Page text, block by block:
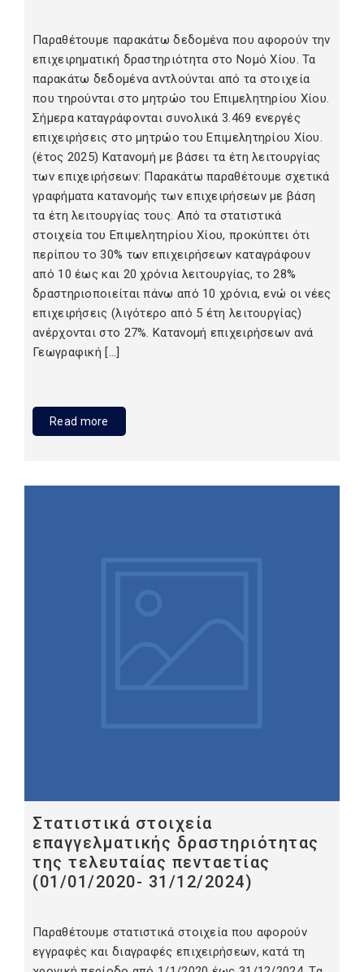
Παραθέτουμε παρακάτω δεδομένα που αφορούν την
επιχειρηματική δραστηριότητα στο Νομό Χίου. Τα
παρακάτω δεδομένα αντλούνται από τα στοιχεία
που τηρούνται στο μητρώο του Επιμελητηρίου Χίου.
Σήμερα καταγράφονται συνολικά 3.469 ενεργές
επιχειρήσεις στο μητρώο του Επιμελητηρίου Χίου.
(έτος 2025) Κατανομή με βάσει τα έτη λειτουργίας
των επιχειρήσεων: Παρακάτω παραθέτουμε σχετικά
γραφήματα κατανομής των επιχειρήσεων με βάση
τα έτη λειτουργίας τους. Από τα στατιστικά
στοιχεία του Επιμελητηρίου Χίου, προκύπτει ότι
περίπου το 30% των επιχειρήσεων καταγράφουν
από 10 έως και 20 χρόνια λειτουργίας, το 28%
δραστηριοποιείται πάνω από 10 χρόνια, ενώ οι νέες
επιχειρήσεις (λιγότερο από 5 έτη λειτουργίας)
ανέρχονται στο 27%. Κατανομή επιχειρήσεων ανά
Γεωγραφική […]
Read more
Στατιστικά στοιχεία
επαγγελματικής δραστηριότητας
της τελευταίας πενταετίας
(01/01/2020- 31/12/2024)
Παραθέτουμε στατιστικά στοιχεία που αφορούν
εγγραφές και διαγραφές επιχειρήσεων, κατά τη